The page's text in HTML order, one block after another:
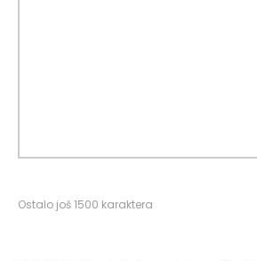
Ostalo još1500 karaktera